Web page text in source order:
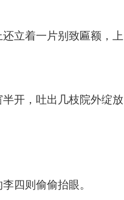
立着一片别致匾额，上
开，吐出几枝院外绽放
四则偷偷抬眼。